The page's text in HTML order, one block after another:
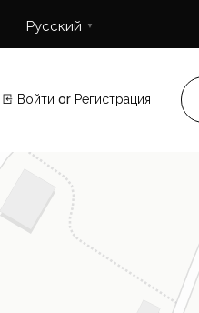
Русский ▼
Войти or Регистрация